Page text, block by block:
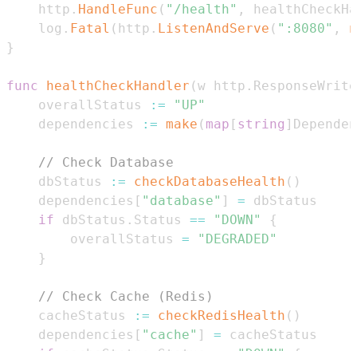
	http
. HandleFunc ( "/health" ,
	log
. Fatal ( http . ListenAndServe ( ":8080" ,
}
func healthCheckHandler (w http .
	overallStatus
:=
"UP"
	dependencies
:= make ( map [ string ]
// Check Database
	dbStatus
:= checkDatabaseHealth ( )
	dependencies
[ "database" ] =
if dbStatus . Status == "DOWN"
{
		overallStatus
=
"DEGRADED"
}
// Check Cache (Redis)
	cacheStatus
:= checkRedisHealth ( )
	dependencies
[ "cache" ] =